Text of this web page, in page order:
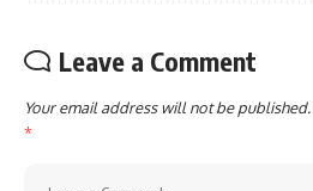
Leave a Comment
Your email address will not be published.
*